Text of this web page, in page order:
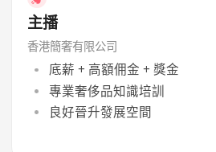
主播
香港簡奢有限公司
底薪 + 高額佣金 + 獎金
專業奢侈品知識培訓
良好晉升發展空間